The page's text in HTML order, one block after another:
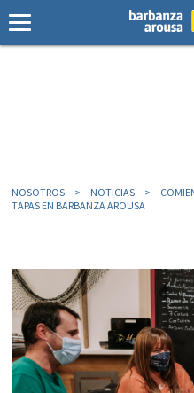
NOSOTROS NOTICIAS
TAPAS EN BARBANZA AROUSA